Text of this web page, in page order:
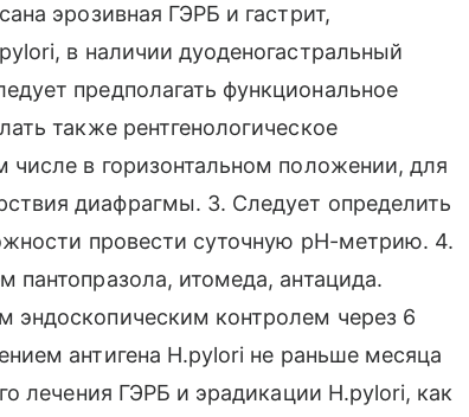
эрозивная ГЭРБ и гастрит,
в наличии дуоденогастральный
предполагать функциональное
также рентгенологическое
в горизонтальном положении, для
диафрагмы. 3. Следует определить
провести суточную рН-метрию. 4.
пантопразола, итомеда, антацида.
контролем через 6
антигена H.pylori не раньше месяца
лечения ГЭРБ и эрадикации H.pylori, как